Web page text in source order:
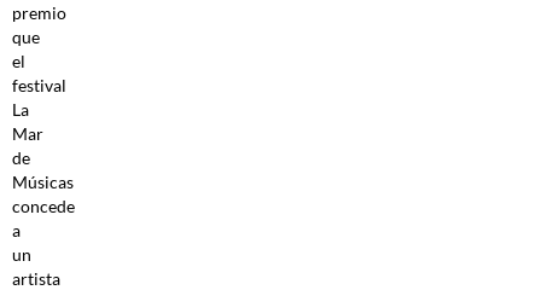
premio
que
el
festival
La
Mar
de
Músicas
concede
a
un
artista